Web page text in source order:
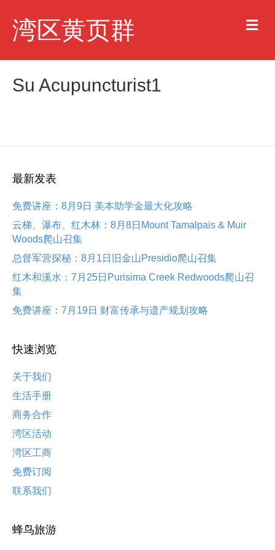
湾区黄页群 M
e
u
Su Acupuncturist1
最新发表
免费讲座：8月9日 美本助学金最大化攻略
云梯、瀑布、红木林：8月8日Mount Tamalpais & Muir
Woods爬山召集
总督军营探秘：8月1日旧金山Presidio爬山召集
红木和溪水：7月25日Purisima Creek Redwoods爬山召
集
免费讲座：7月19日 财富传承与遗产规划攻略
快速浏览
关于我们
生活手册
商务合作
湾区活动
湾区工商
免费订阅
联系我们
蜂鸟旅游